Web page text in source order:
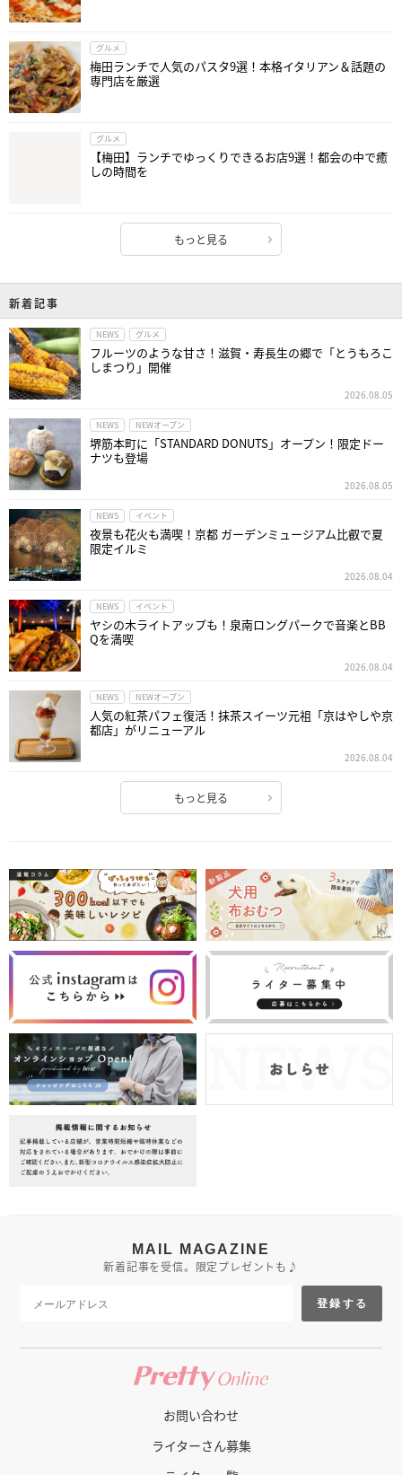
グルメ
梅田ランチで人気のパスタ9選！本格イタリアン＆話題の
専門店を厳選
グルメ
【梅田】ランチでゆっくりできるお店9選！都会の中で癒
しの時間を
もっと見る
新着記事
NEWS グルメ
フルーツのような甘さ！滋賀・寿長生の郷で「とうもろこ
しまつり」開催
2026.08.05
NEWS NEWオープン
堺筋本町に「STANDARD DONUTS」オープン！限定ドー
ナツも登場
2026.08.05
NEWS イベント
夜景も花火も満喫！京都 ガーデンミュージアム比叡で夏
限定イルミ
2026.08.04
NEWS イベント
ヤシの木ライトアップも！泉南ロングパークで音楽とBB
Qを満喫
2026.08.04
NEWS NEWオープン
人気の紅茶パフェ復活！抹茶スイーツ元祖「京はやしや京
都店」がリニューアル
2026.08.04
もっと見る
MAIL MAGAZINE
新着記事を受信。限定プレゼントも♪
登録する
お問い合わせ
ライターさん募集